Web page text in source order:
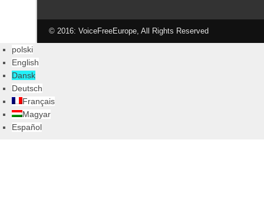
© 2016: VoiceFreeEurope, All Rights Reserved
polski
English
Dansk
Deutsch
Français
Magyar
Español